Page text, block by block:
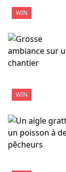
WIN
WIN